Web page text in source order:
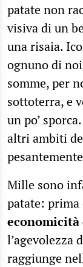
patate non
visiva di un
una risaia.
ognuno di
somme, per
sottoterra, e
un po’
altri ambiti
Mille sono
patate:
l’agevolezza
raggiunge